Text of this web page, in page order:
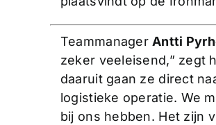
Teammanager Antti
zeker veeleisend,” zegt
daaruit gaan ze direct
logistieke operatie. We
bij ons hebben. Het zijn